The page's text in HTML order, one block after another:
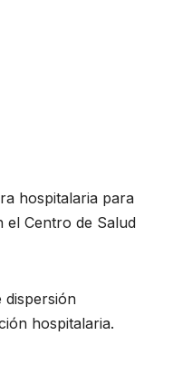
hospitalaria para
el Centro de Salud
dispersión
hospitalaria.